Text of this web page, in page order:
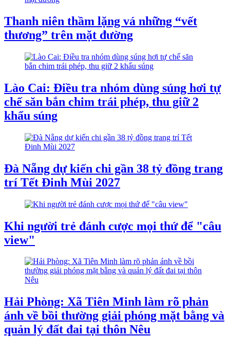
Thanh niên thầm lặng vá những “vết
thương” trên mặt đường
Lào Cai: Điều tra nhóm dùng súng hơi tự
chế săn bắn chim trái phép, thu giữ 2
khẩu súng
Đà Nẵng dự kiến chi gần 38 tỷ đồng trang
trí Tết Đinh Mùi 2027
Khi người trẻ đánh cược mọi thứ để "câu
view"
Hải Phòng: Xã Tiên Minh làm rõ phản
ánh về bồi thường giải phóng mặt bằng và
quản lý đất đai tại thôn Nêu